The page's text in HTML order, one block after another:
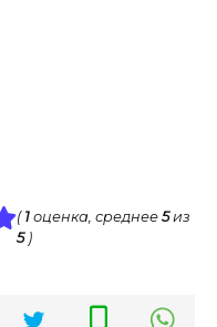
( 1 оценка, среднее5из
5)